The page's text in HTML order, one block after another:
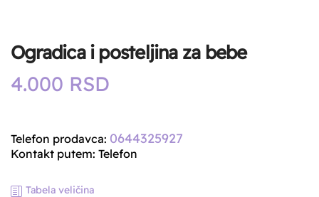
Ogradica i posteljina za bebe
4.000 RSD
Telefon prodavca: 0644325927
Kontakt putem: Telefon
Tabela veličina